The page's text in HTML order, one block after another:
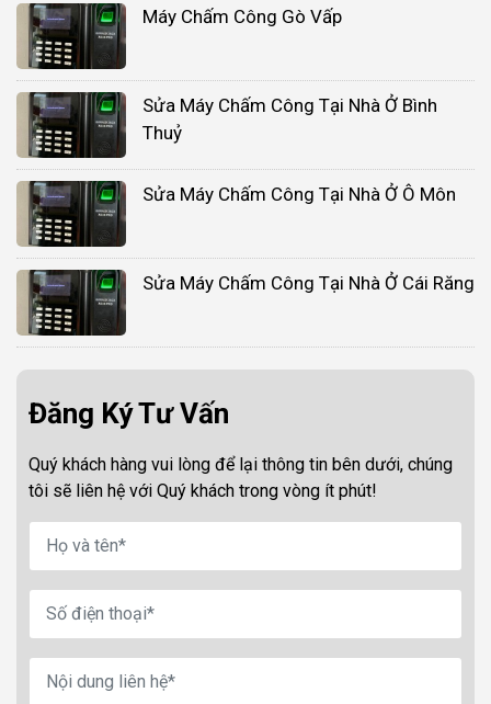
Máy Chấm Công Gò Vấp
Sửa Máy Chấm Công Tại Nhà Ở Bình
Thuỷ
Sửa Máy Chấm Công Tại Nhà Ở Ô Môn
Sửa Máy Chấm Công Tại Nhà Ở Cái Răng
Đăng Ký Tư Vấn
Quý khách hàng vui lòng để lại thông tin bên dưới, chúng
tôi sẽ liên hệ với Quý khách trong vòng ít phút!